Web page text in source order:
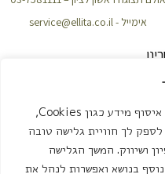
באתר זה נעשה שימוש בטכנולוגיות איסוף מידע כגון Cookies,
לך חוויית גלישה טובה
ושיווק. המשך הגלישה
בנושא ואפשרות לנהל את
אימייל - service@ellita.co.il
שליחה